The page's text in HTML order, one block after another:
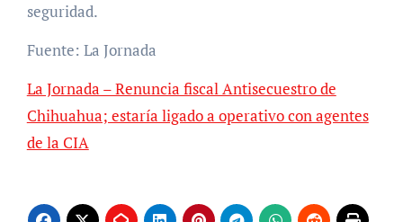
seguridad.
Fuente: La Jornada
La Jornada – Renuncia fiscal Antisecuestro de
Chihuahua; estaría ligado a operativo con agentes
de la CIA